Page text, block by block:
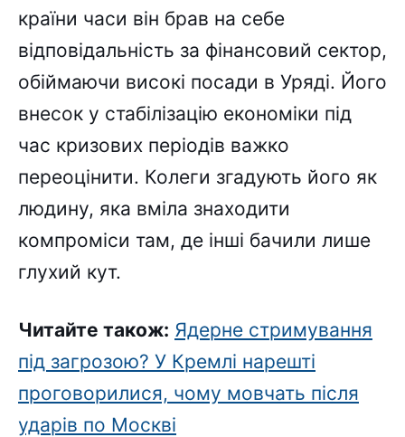
країни часи він брав на себе
відповідальність за фінансовий сектор,
обіймаючи високі посади в Уряді. Його
внесок у стабілізацію економіки під
час кризових періодів важко
переоцінити. Колеги згадують його як
людину, яка вміла знаходити
компроміси там, де інші бачили лише
глухий кут.
Читайте також: Ядерне стримування
під загрозою? У Кремлі нарешті
проговорилися, чому мовчать після
ударів по Москві